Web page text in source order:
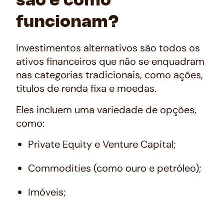
funcionam?
Investimentos alternativos são todos os
ativos financeiros que não se enquadram
nas categorias tradicionais, como ações,
títulos de renda fixa e moedas.
Eles incluem uma variedade de opções,
como:
Private Equity eVenture Capital;
Commodities (como ouro e petróleo);
Imóveis;